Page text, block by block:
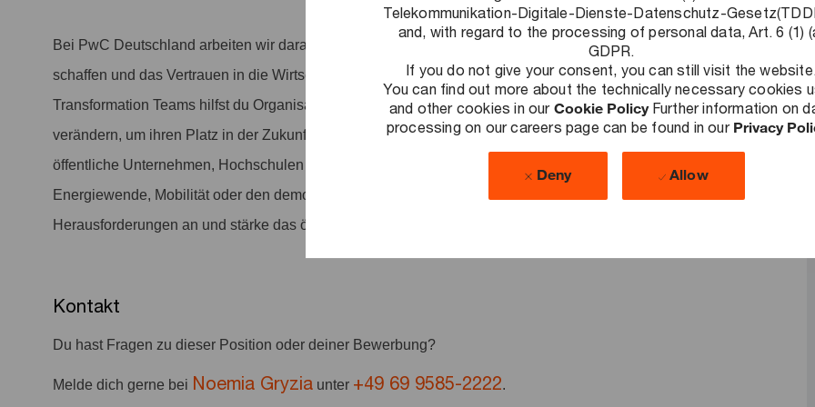
Telekommunikation-Digitale-Dienste-Datenschutz-
and, with regard to the processing of personal data, Art. 6 (1)
GDPR.
If you do not give your consent, you can still visit the
You can find out more about the technically necessary cookies
and other cookies in our Cookie Policy Further information on
processing on our careers page can be found in our Privacy
Deny Allow
Bei PwC Deutschland arbeiten wir daran, entscheidende Herausforderungen zu lösen, nachhaltige Ergebnisse zu
schaffen und das Vertrauen in die Wirtschaft und Gesellschaft auszubauen. Als Teil unseres Public & Energy
Transformation Teams hilfst du Organisationen dabei, sowohl ihre Arbeit als auch ihre Arbeitsweise grundlegend zu
verändern, um ihren Platz in der Zukunft zu sichern. Du berätst und begleitest bspw. Bund, Länder, Kommunen,
öffentliche Unternehmen, Hochschulen oder gemeinnützige Vereine z.B. zu Themen rund um die Digitalisierung,
Energiewende, Mobilität oder den demografischen Wandel. Gehe mit uns gemeinsam gesellschaftliche
Herausforderungen an und stärke das öffentliche Vertrauen in uns und die Wirtschaft!
Kontakt
Du hast Fragen zu dieser Position oder deiner Bewerbung?
Melde dich gerne bei Noemia Gryzia unter +49 69 9585-2222.